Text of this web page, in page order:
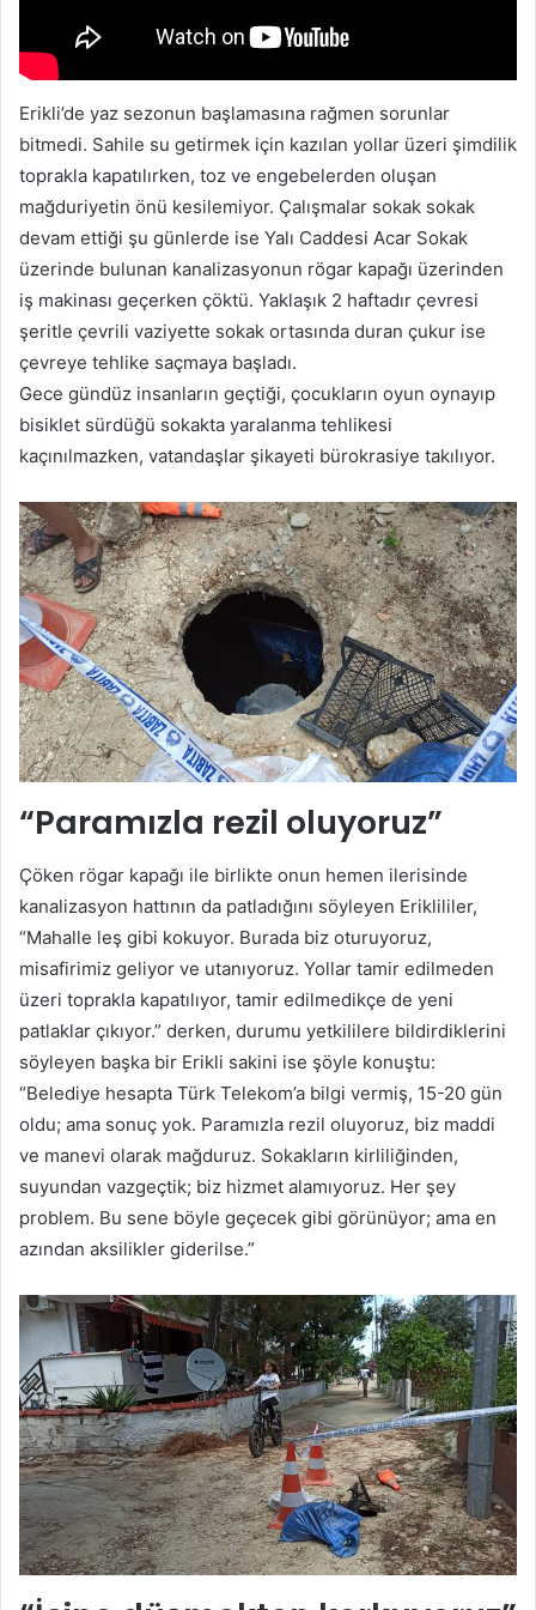
Erikli’de yaz sezonun başlamasına rağmen sorunlar
bitmedi. Sahile su getirmek için kazılan yollar üzeri şimdilik
toprakla kapatılırken, toz ve engebelerden oluşan
mağduriyetin önü kesilemiyor. Çalışmalar sokak sokak
devam ettiği şu günlerde ise Yalı Caddesi Acar Sokak
üzerinde bulunan kanalizasyonun rögar kapağı üzerinden
iş makinası geçerken çöktü. Yaklaşık 2 haftadır çevresi
şeritle çevrili vaziyette sokak ortasında duran çukur ise
çevreye tehlike saçmaya başladı.
Gece gündüz insanların geçtiği, çocukların oyun oynayıp
bisiklet sürdüğü sokakta yaralanma tehlikesi
kaçınılmazken, vatandaşlar şikayeti bürokrasiye takılıyor.
“Paramızla rezil oluyoruz”
Çöken rögar kapağı ile birlikte onun hemen ilerisinde
kanalizasyon hattının da patladığını söyleyen Eriklililer,
“Mahalle leş gibi kokuyor. Burada biz oturuyoruz,
misafirimiz geliyor ve utanıyoruz. Yollar tamir edilmeden
üzeri toprakla kapatılıyor, tamir edilmedikçe de yeni
patlaklar çıkıyor.” derken, durumu yetkililere bildirdiklerini
söyleyen başka bir Erikli sakini ise şöyle konuştu:
“Belediye hesapta Türk Telekom’a bilgi vermiş, 15-20 gün
oldu; ama sonuç yok. Paramızla rezil oluyoruz, biz maddi
ve manevi olarak mağduruz. Sokakların kirliliğinden,
suyundan vazgeçtik; biz hizmet alamıyoruz. Her şey
problem. Bu sene böyle geçecek gibi görünüyor; ama en
azından aksilikler giderilse.”